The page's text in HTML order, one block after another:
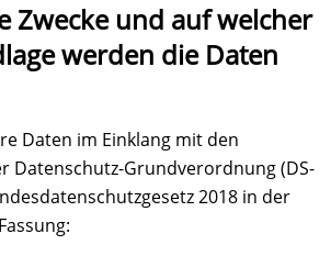
Zwecke und auf welcher
werden die Daten
Daten im Einklang mit den
Datenschutz-Grundverordnung (DS-
2018 in der